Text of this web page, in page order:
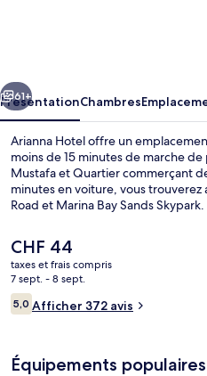
Suivant
61+
PrésentationChambres
Arianna Hotel offre un
moins de 15 minutes de marche
Mustafa et Quartier commerçant
minutes en voiture, vous trouverez
Road et Marina Bay Sands
Station Jalan Besar, à 6 min.
Le
prix
actuel
est
de
CHF 44
taxes et frais compris
7 sept. - 8 sept.
Avis
voyageurs
5,05,0 sur 10
Afficher 372 avis
Équipements populaires